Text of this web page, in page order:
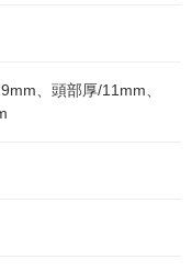
、頭部厚/11mm、